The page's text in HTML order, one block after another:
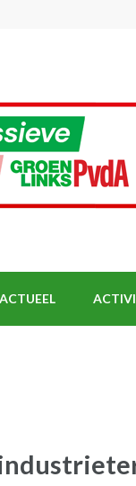
ACTUEEL